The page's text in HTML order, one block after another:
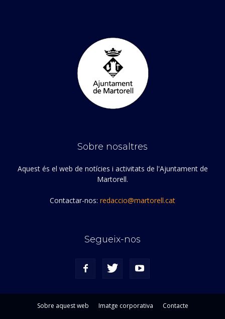
Sobre nosaltres
Aquest és el web de notícies i activitats de l'Ajuntament de
Martorell.
Contactar-nos: redaccio@martorell.cat
Segueix-nos
Sobre aquest web Imatge corporativa
Contacte